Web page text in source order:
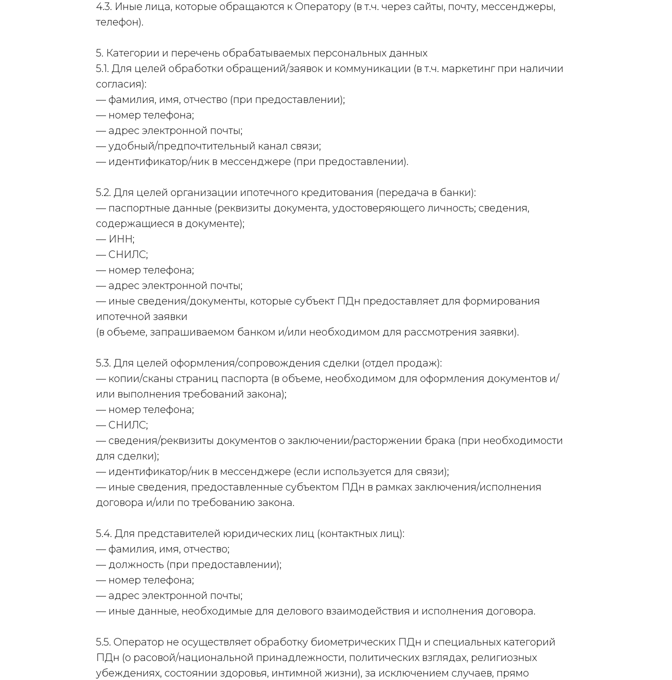
4.3. Иные лица, которые обращаются к Оператору (в т.ч. через сайты, почту, мессенджеры,
телефон).
5. Категории и перечень обрабатываемых персональных данных
5.1. Для целей обработки обращений/заявок и коммуникации (в т.ч. маркетинг при наличии
согласия):
— фамилия, имя, отчество (при предоставлении);
— номер телефона;
— адрес электронной почты;
— удобный/предпочтительный канал связи;
— идентификатор/ник в мессенджере (при предоставлении).
5.2. Для целей организации ипотечного кредитования (передача в банки):
— паспортные данные (реквизиты документа, удостоверяющего личность; сведения,
содержащиеся в документе);
— ИНН;
— СНИЛС;
— номер телефона;
— адрес электронной почты;
— иные сведения/документы, которые субъект ПДн предоставляет для формирования
ипотечной заявки
(в объеме, запрашиваемом банком и/или необходимом для рассмотрения заявки).
5.3. Для целей оформления/сопровождения сделки (отдел продаж):
— копии/сканы страниц паспорта (в объеме, необходимом для оформления документов и/
или выполнения требований закона);
— номер телефона;
— СНИЛС;
— сведения/реквизиты документов о заключении/расторжении брака (при необходимости
для сделки);
— идентификатор/ник в мессенджере (если используется для связи);
— иные сведения, предоставленные субъектом ПДн в рамках заключения/исполнения
договора и/или по требованию закона.
5.4. Для представителей юридических лиц (контактных лиц):
— фамилия, имя, отчество;
— должность (при предоставлении);
— номер телефона;
— адрес электронной почты;
— иные данные, необходимые для делового взаимодействия и исполнения договора.
5.5. Оператор не осуществляет обработку биометрических ПДн и специальных категорий
ПДн (о расовой/национальной принадлежности, политических взглядах, религиозных
убеждениях, состоянии здоровья, интимной жизни), за исключением случаев, прямо